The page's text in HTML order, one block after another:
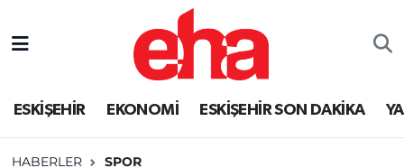
ESKİŞEHİR EKONOMİ ESKİŞEHİR SON DAKİKA
HABERLER SPOR